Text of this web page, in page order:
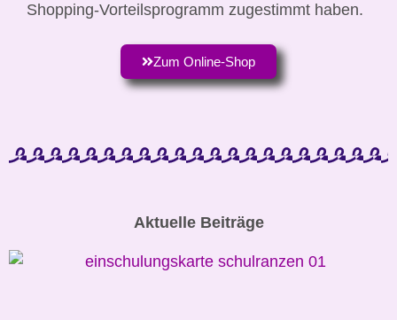
Shopping-Vorteilsprogramm zugestimmt haben.
Zum Online-Shop
Aktuelle Beiträge